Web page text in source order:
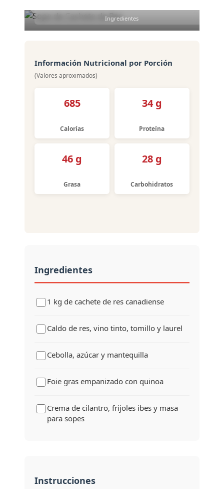
Ingredientes
Información Nutricional por Porción
(Valores aproximados)
685
Calorías
34 g
Proteína
46 g
Grasa
28 g
Carbohidratos
Ingredientes
1 kg de cachete de res canadiense
Caldo de res, vino tinto, tomillo y laurel
Cebolla, azúcar y mantequilla
Foie gras empanizado con quinoa
Crema de cilantro, frijoles ibes y masa
para sopes
Instrucciones